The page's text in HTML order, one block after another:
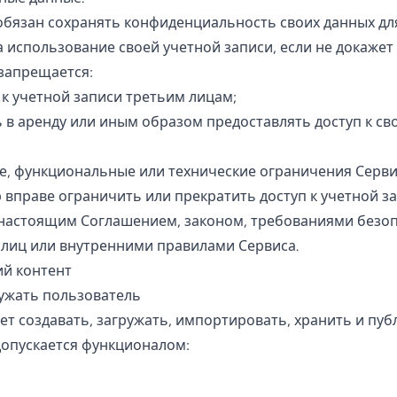
сохранять конфиденциальность своих данных
использование своей учетной записи, если не докажет
учетной записи третьим лицам;
в аренду или иным образом предоставлять доступ к
функциональные или технические ограничения
ограничить или прекратить доступ к учетной
Соглашением, законом, требованиями
или внутренними правилами Сервиса.
контент
пользователь
создавать, загружать, импортировать, хранить и
функционалом: